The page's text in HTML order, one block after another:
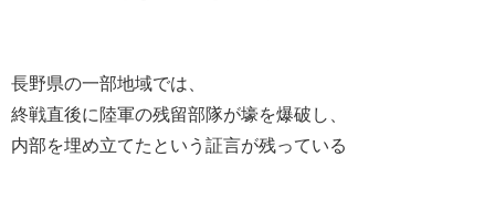
長野県の一部地域では、
終戦直後に陸軍の残留部隊が壕を爆破し、
内部を埋め立てたという証言が残っている